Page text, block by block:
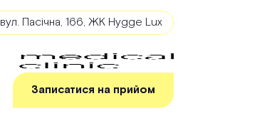
вул. Пасічна, 166, ЖК Hygge Lux
Записатися на прийом